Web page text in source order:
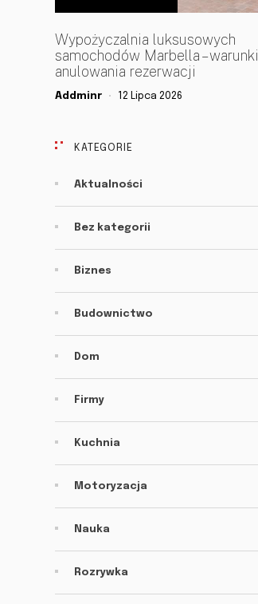
Wypożyczalnia luksusowych
samochodów Marbella – warunki
anulowania rezerwacji
Addminr 12 Lipca 2026
KATEGORIE
Aktualności
Bez kategorii
Biznes
Budownictwo
Dom
Firmy
Kuchnia
Motoryzacja
Nauka
Rozrywka